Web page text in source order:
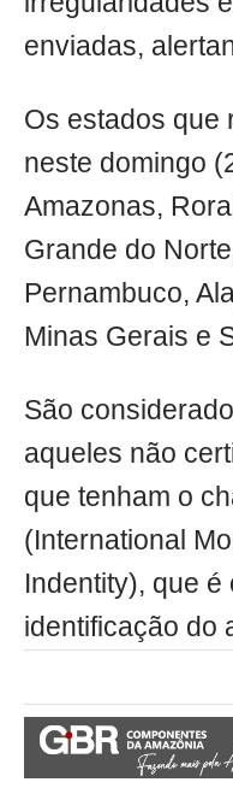
enviadas,
Os estados que
neste domingo
Amazonas,
Grande do
Pernambuco,
Minas Gerais e
São
aqueles não
que tenham o
(International
Indentity), que é
identificação do